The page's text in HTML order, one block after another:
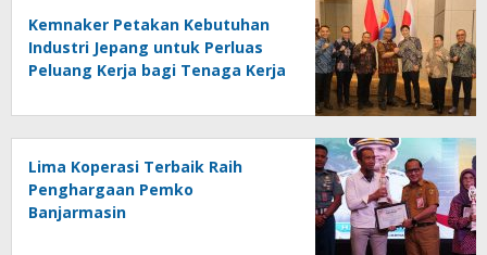
Kemnaker Petakan Kebutuhan
Industri Jepang untuk Perluas
Peluang Kerja bagi Tenaga Kerja
Lima Koperasi Terbaik Raih
Penghargaan Pemko
Banjarmasin